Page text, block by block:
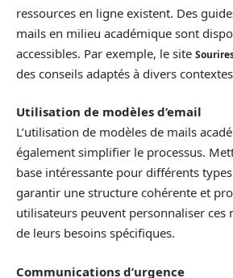
ressources en ligne existent. Des
mails en milieu académique sont
accessibles. Par exemple, le site
des conseils adaptés à divers
Utilisation de modèles d’email
L’utilisation de modèles de mails
également simplifier le processus.
base intéressante pour différents types
garantir une structure cohérente et
utilisateurs peuvent personnaliser ces
de leurs besoins spécifiques.
Communications d’urgence